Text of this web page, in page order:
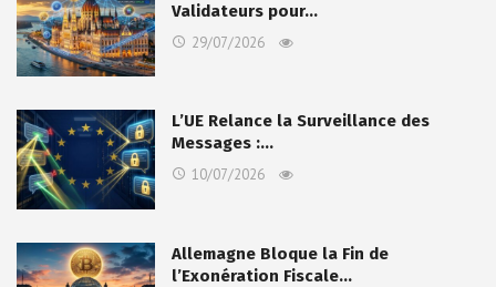
Validateurs pour…
29/07/2026
L’UE Relance la Surveillance des
Messages :…
10/07/2026
Allemagne Bloque la Fin de
l’Exonération Fiscale…